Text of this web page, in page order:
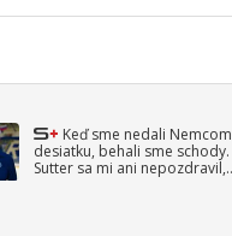
Keď sme nedali Nemcom
desiatku, behali sme schody.
Sutter sa mi ani nepozdravil,